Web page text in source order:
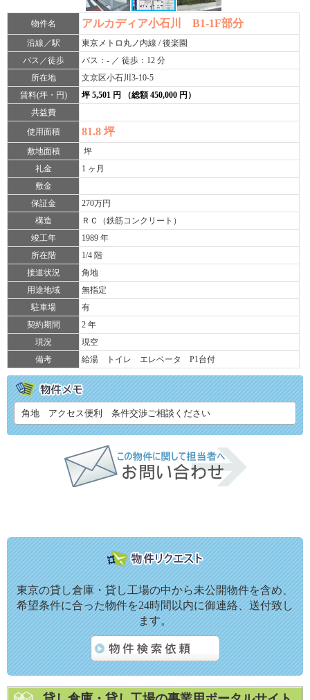
物件名 アルカディア小石川 B1-1F部分
沿線／駅
東京メトロ丸ノ内線 / 後楽園
バス／徒歩
バス：- ／ 徒歩：12 分
所在地
文京区小石川3-10-5
賃料(坪・円)
坪 5,501 円 （総額 450,000 円）
共益費
使用面積
81.8 坪
敷地面積
坪
礼金
1 ヶ月
敷金
保証金
270万円
構造
ＲＣ（鉄筋コンクリート）
竣工年
1989 年
所在階
1/4 階
接道状況
角地
用途地域
無指定
駐車場
有
契約期間
2 年
現況
現空
備考
給湯 トイレ エレベータ P1台付
角地 アクセス便利 条件交渉ご相談ください
東京の貸し倉庫・貸し工場の中から未公開物件を含め、
希望条件に合った物件を24時間以内に御連絡、送付致し
ます。